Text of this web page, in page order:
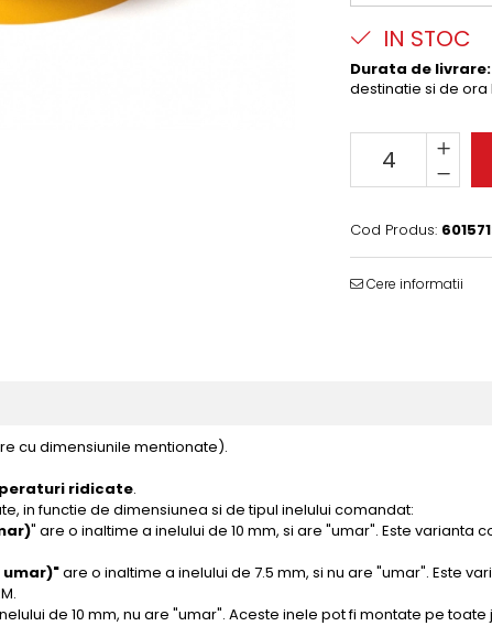
IN STOC
Durata de livrare:
destinatie si de
Cod Produs:
Cere informatii
cu dimensiunile mentionate).
ridicate.
in functie de dimensiunea si de tipul inelului comandat:
" are o inaltime a inelului de 10 mm, si are "umar". Este
umar)"are o inaltime a inelului de 7.5 mm, si nu are "umar". Este
de 10 mm, nu are "umar". Aceste inele pot fi montate pe